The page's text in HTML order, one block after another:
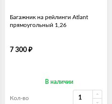
Багажник на рейлинги Atlant
прямоугольный 1,26
7 300 ₽
В наличии
Кол-во